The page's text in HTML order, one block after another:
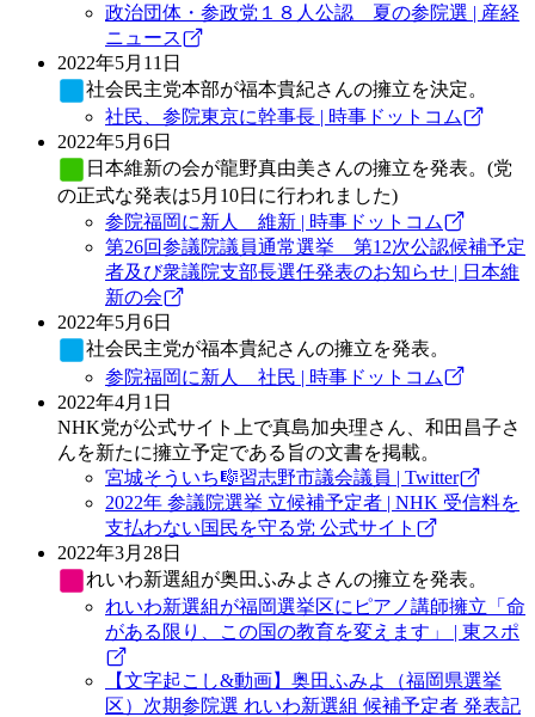
政治団体・参政党１８人公認 夏の参院選 | 産経
ニュース
2022年5月11日
社会民主党本部が福本貴紀さんの擁立を決定。
社民、参院東京に幹事長 | 時事ドットコム
2022年5月6日
日本維新の会が龍野真由美さんの擁立を発表。(党
の正式な発表は5月10日に行われました)
参院福岡に新人 維新 | 時事ドットコム
第26回参議院議員通常選挙 第12次公認候補予定
者及び衆議院支部長選任発表のお知らせ | 日本維
新の会
2022年5月6日
社会民主党が福本貴紀さんの擁立を発表。
参院福岡に新人 社民 | 時事ドットコム
2022年4月1日
NHK党が公式サイト上で真島加央理さん、和田昌子さ
んを新たに擁立予定である旨の文書を掲載。
宮城そういち🎼習志野市議会議員 | Twitter
2022年 参議院選挙 立候補予定者 | NHK 受信料を
支払わない国民を守る党 公式サイト
2022年3月28日
れいわ新選組が奥田ふみよさんの擁立を発表。
れいわ新選組が福岡選挙区にピアノ講師擁立「命
がある限り、この国の教育を変えます」 | 東スポ
【文字起こし&動画】奥田ふみよ（福岡県選挙
区）次期参院選 れいわ新選組 候補予定者 発表記